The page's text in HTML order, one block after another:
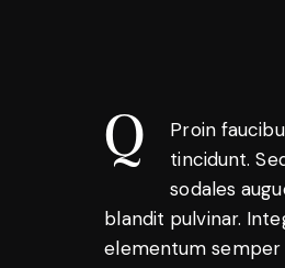
Q
Proin
tincidunt.
sodales
blandit pulvinar.
elementum semper